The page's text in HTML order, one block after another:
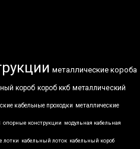
металлические короба
короб короб ккб металлический
кабельные проходки металлические
опорные конструкции модульная кабельная
лотки кабельный лоток кабельный короб